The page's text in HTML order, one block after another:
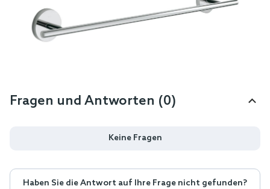
Fragen und Antworten (0)
Keine Fragen
Haben Sie die Antwort auf Ihre Frage nicht gefunden?